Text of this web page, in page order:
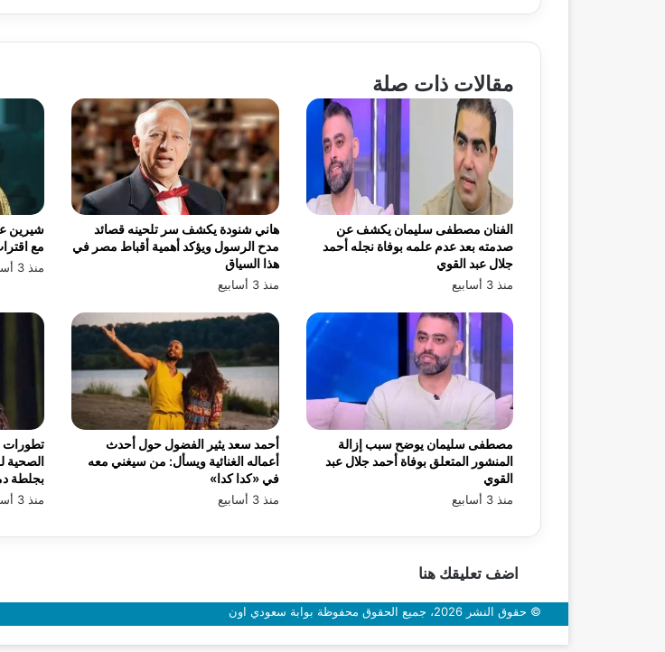
مقالات ذات صلة
شيرين
مع
منذ 3 أسابيع
هاني شنودة يكشف سر تلحينه قصائد
مدح الرسول ويؤكد أهمية أقباط مصر في
هذا السياق
منذ 3 أسابيع
الفنان مصطفى سليمان يكشف عن
صدمته بعد عدم علمه بوفاة نجله أحمد
جلال عبد القوي
منذ 3 أسابيع
تطورات
الصحية
بجلطة
منذ 3 أسابيع
أحمد سعد يثير الفضول حول أحدث
أعماله الغنائية ويسأل: من سيغني معه
في «كدا كدا»
منذ 3 أسابيع
مصطفى سليمان يوضح سبب إزالة
المنشور المتعلق بوفاة أحمد جلال عبد
القوي
منذ 3 أسابيع
اضف تعليقك هنا
© حقوق النشر 2026، جميع الحقوق محفوظة بوابة سعودي اون